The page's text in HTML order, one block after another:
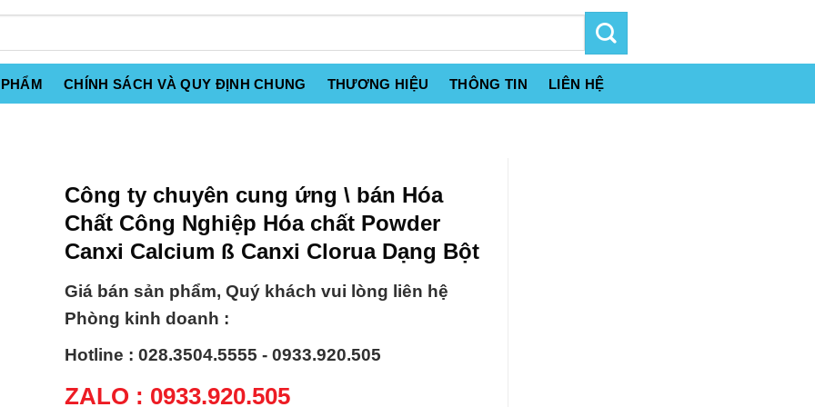
CHÍNH SÁCH VÀ QUY ĐỊNH CHUNG THƯƠNG HIỆU THÔNG TIN LIÊN HỆ
Công ty chuyên cung ứng \ bán Hóa
Chất Công Nghiệp Hóa chất Powder
Canxi Calcium ß Canxi Clorua Dạng Bột
Giá bán sản phẩm, Quý khách vui lòng liên hệ
Phòng kinh doanh :
Hotline : 028.3504.5555 - 0933.920.505
ZALO : 0933.920.505